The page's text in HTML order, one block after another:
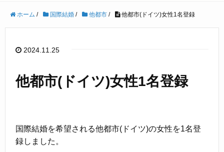
ホーム / 国際結婚 / 他都市 / 他都市(ドイツ)女性1名登録
2024.11.25
他都市(ドイツ)女性1名登録
国際結婚を希望される他都市(ドイツ)の女性を1名登
録しました。